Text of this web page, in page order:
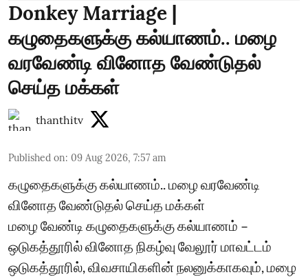
Donkey Marriage |
கழுதைகளுக்கு கல்யாணம்.. மழை
வரவேண்டி வினோத வேண்டுதல்
செய்த மக்கள்
thanthitv
Published on: 09 Aug 2026, 7:57 am
கழுதைகளுக்கு கல்யாணம்.. மழை வரவேண்டி
வினோத வேண்டுதல் செய்த மக்கள்
மழை வேண்டி கழுதைகளுக்கு கல்யாணம் –
ஒடுகத்தூரில் வினோத நிகழ்வு வேலூர் மாவட்டம்
ஒடுகத்தூரில், விவசாயிகளின் நலனுக்காகவும், மழை